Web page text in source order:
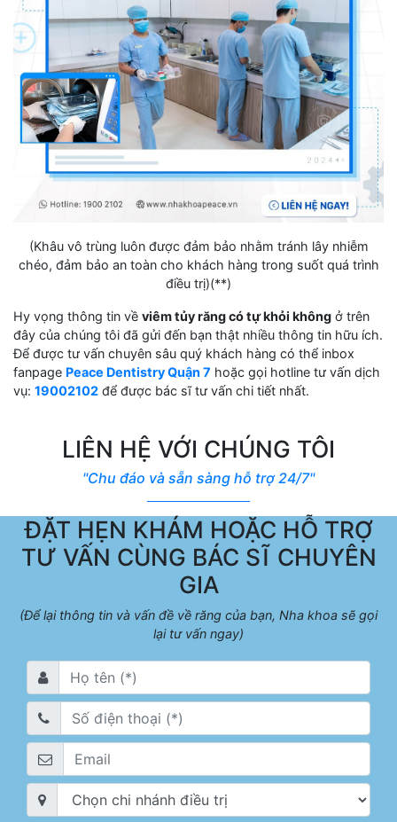
(Khâu vô trùng luôn được đảm bảo nhằm tránh lây nhiễm
chéo, đảm bảo an toàn cho khách hàng trong suốt quá trình
điều trị)(**)
Hy vọng thông tin về viêm tủy răng có tự khỏi không ở trên
đây của chúng tôi đã gửi đến bạn thật nhiều thông tin hữu ích.
Để được tư vấn chuyên sâu quý khách hàng có thể inbox
fanpage Peace Dentistry Quận 7 hoặc gọi hotline tư vấn dịch
vụ: 19002102 để được bác sĩ tư vấn chi tiết nhất.
LIÊN HỆ VỚI CHÚNG TÔI
"Chu đáo và sẵn sàng hỗ trợ 24/7"
ĐẶT HẸN KHÁM HOẶC HỖ TRỢ
TƯ VẤN CÙNG BÁC SĨ CHUYÊN
GIA
(Để lại thông tin và vấn đề về răng của bạn, Nha khoa sẽ gọi
lại tư vấn ngay)